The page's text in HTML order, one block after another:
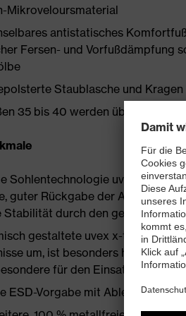
Mikroveloursmaterial
antistatisches
Fersen- und Vorfußdämpfung
Staublasche und Kragen
35 bis 40 werden über einen
Sohlentechnologie uvex i-
guter Rückgabe der
Stabilität durch den geschäumten
gestaltete uvex x-tended
um, ist besonders haltbar
für den Einsatz auf
ESD-Vorgabe mit